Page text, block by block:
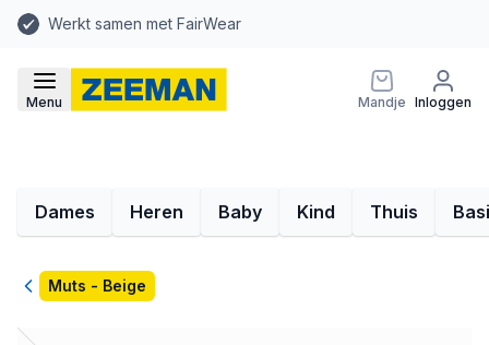
Werkt samen met FairWear
Menu Mandje Inloggen
Dames Heren Baby Kind Thuis
TerugMuts - Beige